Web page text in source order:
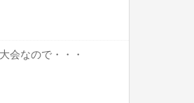
会なので・・・